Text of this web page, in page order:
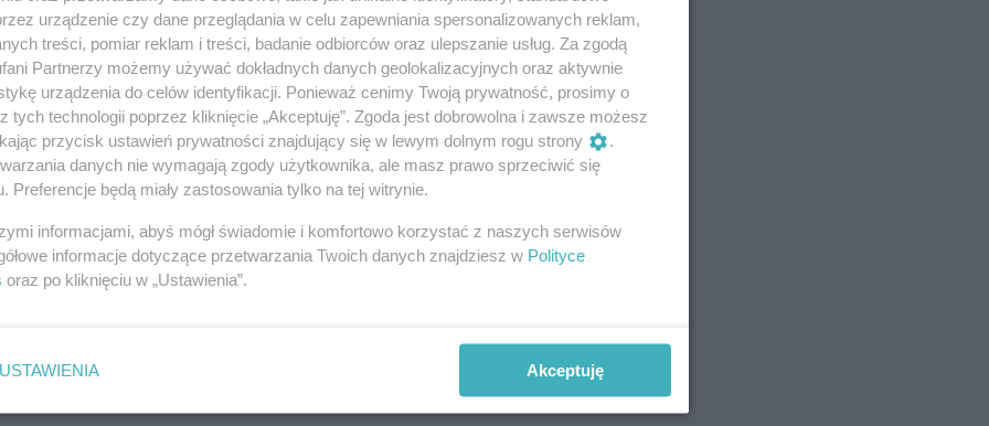
nas w Google News
urządzenie czy dane przeglądania w celu zapewniania spersonalizowanych reklam,
treści, pomiar reklam i treści, badanie odbiorców oraz ulepszanie usług. Za zgodą
Partnerzy możemy używać dokładnych danych geolokalizacyjnych oraz aktywnie
urządzenia do celów identyfikacji. Ponieważ cenimy Twoją prywatność, prosimy o
tych technologii poprzez kliknięcie „Akceptuję”. Zgoda jest dobrowolna i zawsze możesz
przycisk ustawień prywatności znajdujący się w lewym dolnym rogu strony
.
danych nie wymagają zgody użytkownika, ale masz prawo sprzeciwić się
Preferencje będą miały zastosowania tylko na tej witrynie.
informacjami, abyś mógł świadomie i komfortowo korzystać z naszych serwisów
informacje dotyczące przetwarzania Twoich danych znajdziesz w Polityce
oraz po kliknięciu w „Ustawienia”.
USTAWIENIA Akceptuję